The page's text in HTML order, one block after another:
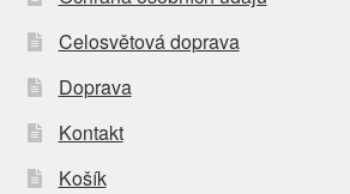
Celosvětová doprava
Doprava
Kontakt
Košík